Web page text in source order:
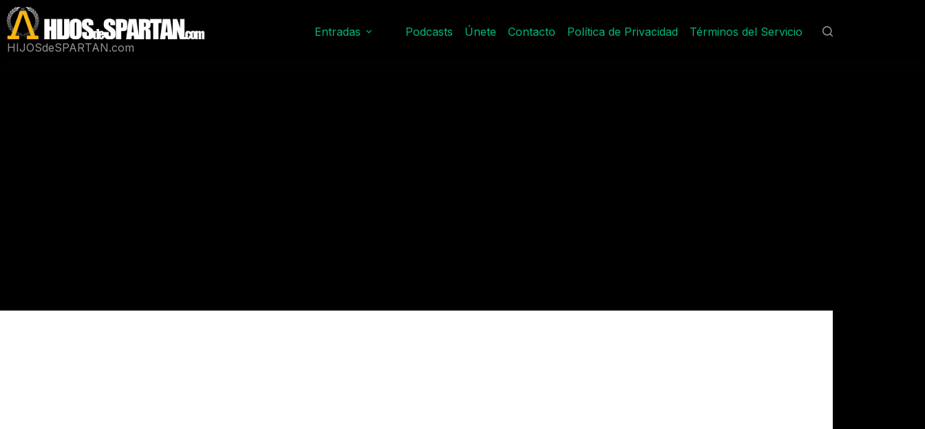
Saltar
al
contenido
HIJOSdeSPARTAN.com
Entradas Podcasts Únete Contacto Política de Privacidad Términos del Servicio